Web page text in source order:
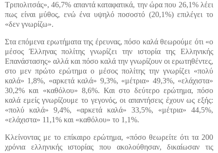
Τριπολιτσάς», 46,7% απαντά καταφατικά, την ώρα που 26,1% λέει
πως είναι μύθος, ενώ ένα υψηλό ποσοστό (20,1%) επιλέγει το
«δεν γνωρίζω».
Στα επόμενα ερωτήματα της έρευνας, πόσο καλά θεωρούμε ότι «ο
μέσος Έλληνας πολίτης γνωρίζει την ιστορία της Ελληνικής
Επανάστασης» αλλά και πόσο καλά την γνωρίζουν οι ερωτηθέντες,
στο μεν πρώτο ερώτημα ο μέσος πολίτης την γνωρίζει «πολύ
καλά» 1,8%, «αρκετά καλά» 9,3%, «μέτρια» 49,3%, «ελάχιστα»
30,2% και «καθόλου» 8,6%. Και στο δεύτερο ερώτημα, πόσο
καλά εμείς γνωρίζουμε το γεγονός, οι απαντήσεις έχουν ως εξής:
«πολύ καλά» 9,4%, «αρκετά καλά» 33,5%, «μέτρια» 44,5%,
«ελάχιστα» 11,1% και «καθόλου» το 1,1%.
Κλείνοντας με το επίκαιρο ερώτημα, «πόσο θεωρείτε ότι τα 200
χρόνια ελληνικής ιστορίας που ακολούθησαν, δικαίωσαν τις